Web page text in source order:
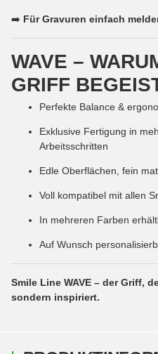
➡️ Für Gravuren einfach
WAVE –
GRIFF
Perfekte Balance &
Exklusive Fertigung in
Arbeitsschritten
Edle Oberflächen, fein
Voll kompatibel mit allen
In mehreren Farben
Auf Wunsch
Smile Line WAVE – der Griff,
sondern inspiriert.